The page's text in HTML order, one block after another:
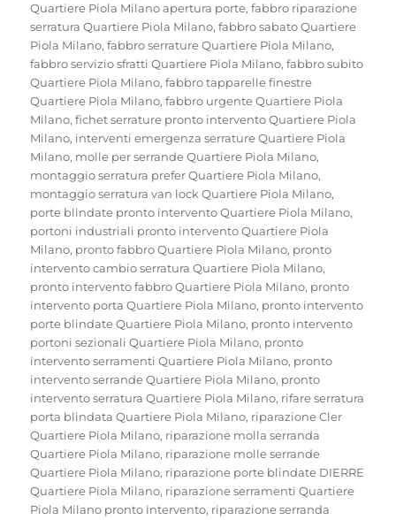
Quartiere Piola Milano apertura porte,fabbro riparazione
serratura Quartiere Piola Milano,fabbro sabato Quartiere
Piola Milano,fabbro serrature Quartiere Piola Milano,
fabbro servizio sfratti Quartiere Piola Milano,fabbro subito
Quartiere Piola Milano,fabbro tapparelle finestre
Quartiere Piola Milano,fabbro urgente Quartiere Piola
Milano,fichet serrature pronto intervento Quartiere Piola
Milano, interventi emergenza serrature Quartiere Piola
Milano, molle per serrande Quartiere Piola Milano,
montaggio serratura prefer Quartiere Piola Milano,
montaggio serratura van lock Quartiere Piola Milano,
porte blindate pronto intervento Quartiere Piola Milano,
portoni industriali pronto intervento Quartiere Piola
Milano, pronto fabbro Quartiere Piola Milano, pronto
intervento cambio serratura Quartiere Piola Milano,
pronto intervento fabbro Quartiere Piola Milano, pronto
intervento porta Quartiere Piola Milano, pronto intervento
porte blindate Quartiere Piola Milano, pronto intervento
portoni sezionali Quartiere Piola Milano, pronto
intervento serramenti Quartiere Piola Milano, pronto
intervento serrande Quartiere Piola Milano, pronto
intervento serratura Quartiere Piola Milano, rifare serratura
porta blindata Quartiere Piola Milano, riparazione Cler
Quartiere Piola Milano, riparazione molla serranda
Quartiere Piola Milano, riparazione molle serrande
Quartiere Piola Milano, riparazione porte blindate DIERRE
Quartiere Piola Milano, riparazione serramenti Quartiere
Piola Milano pronto intervento, riparazione serranda